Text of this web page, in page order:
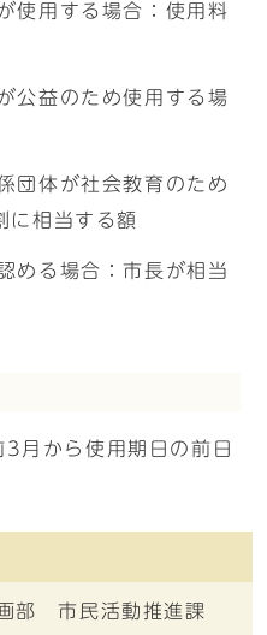
使用する場合：使用料
公益のため使用する場
団体が社会教育のため
に相当する額
める場合：市長が相当
月から使用期日の前日
部 市民活動推進課